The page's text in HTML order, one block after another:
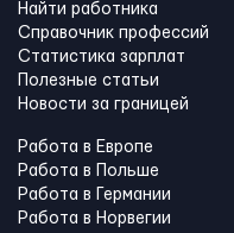
Найти работника
Справочник профессий
Статистика зарплат
Полезные статьи
Новости за границей
Работа в Европе
Работа в Польше
Работа в Германии
Работа в Норвегии